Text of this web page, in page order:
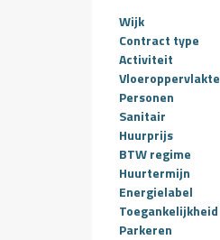
Wijk
Contract type
Activiteit
Vloeroppervlakte
Personen
Sanitair
Huurprijs
BTW regime
Huurtermijn
Energielabel
Toegankelijkheid
Parkeren